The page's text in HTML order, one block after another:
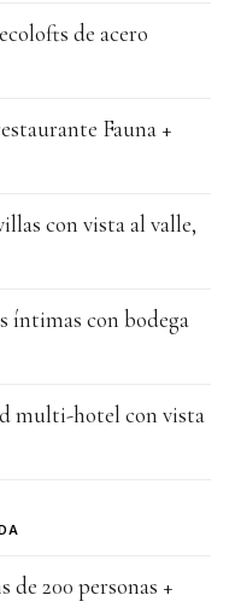
de acero
Fauna +
con vista al valle,
íntimas con bodega
multi-hotel con vista
200 personas +